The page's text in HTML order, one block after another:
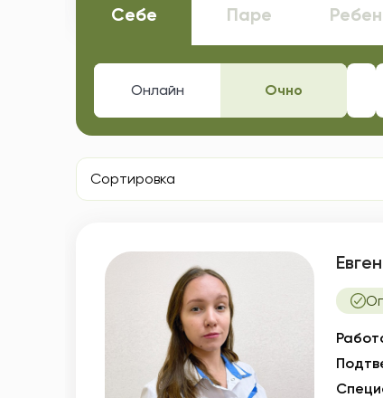
Себе Паре
Онлайн Очно
Сортировка